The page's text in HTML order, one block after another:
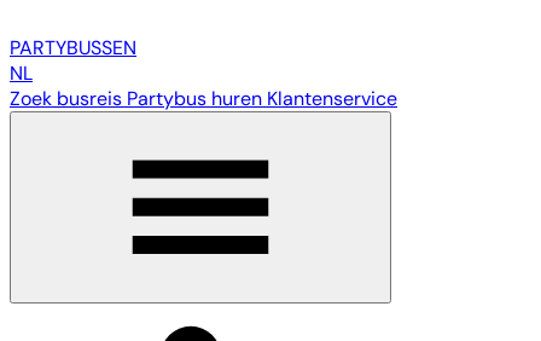
PARTYBUSSEN
NL
Zoek busreis Partybus huren Klantenservice